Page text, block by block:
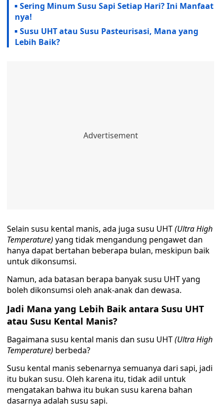
Sering Minum Susu Sapi Setiap Hari? Ini Manfaat
nya!
Susu UHT atau Susu Pasteurisasi, Mana yang
Lebih Baik?
Selain susu kental manis, ada juga susu UHT(Ultra High
Temperature) yang tidak mengandung pengawet dan
hanya dapat bertahan beberapa bulan, meskipun baik
untuk dikonsumsi.
Namun, ada batasan berapa banyak susu UHT yang
boleh dikonsumsi oleh anak-anak dan dewasa.
Jadi Mana yang Lebih Baik antara Susu UHT
atau Susu Kental Manis?
Bagaimana susu kental manis dan susu UHT(Ultra High
Temperature) berbeda?
Susu kental manis sebenarnya semuanya dari sapi, jadi
itu bukan susu. Oleh karena itu, tidak adil untuk
mengatakan bahwa itu bukan susu karena bahan
dasarnya adalah susu sapi.